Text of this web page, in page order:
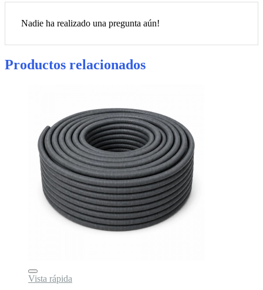
Nadie ha realizado una pregunta aún!
Productos relacionados
Vista rápida